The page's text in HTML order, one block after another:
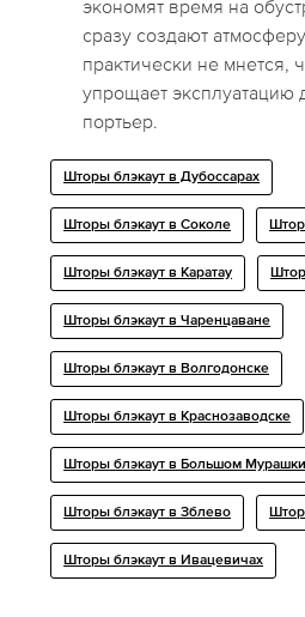
экономят время на
сразу создают
практически не мнется,
упрощает эксплуатацию
портьер.
Шторы блэкаут в Дубоссарах
Шторы блэкаут в Соколе
Шторы блэкаут в Каратау
Шторы блэкаут в Чаренцаване
Шторы блэкаут в Волгодонске
Шторы блэкаут в Краснозаводске
Шторы блэкаут в Большом
Шторы блэкаут в Зблево
Шторы блэкаут в Ивацевичах